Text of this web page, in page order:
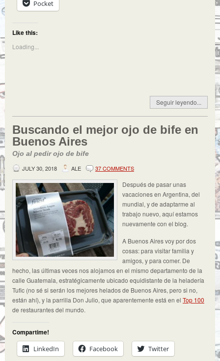
Pocket
Like this:
Loading...
Seguir leyendo...
Buscando el mejor ojo de bife en
Buenos Aires
Ojo al pedir ojo de bife
JULY 30, 2018
ALE 37 COMMENTS
Después de pasar unas
vacaciones en Argentina, del
mundial, y de adaptarme al
trabajo nuevo, aquí estamos
nuevamente con el blog.
A Buenos Aires voy por dos
cosas: para visitar familia y
amigos, y para comer. De
hecho, las últimas veces nos alojamos en el mismo departamento de la
calle Guatemala, estratégicamente ubicado equidistante de la heladería
Tufic (no sé si serán los mejores helados de Buenos Aires, pero si no,
están ahí), y la parrilla Don Julio, que aparentemente está en el Top 100
de restaurantes del mundo.
Compartime!
LinkedIn
Facebook Twitter